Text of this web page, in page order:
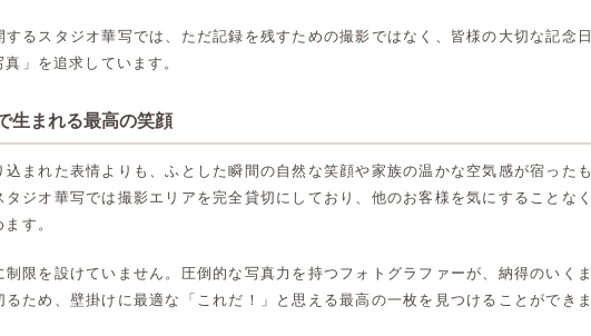
るスタジオ華写では、ただ記録を残すための撮影ではなく、皆様の大切な記念日
」を追求しています。
生まれる最高の笑顔
まれた表情よりも、ふとした瞬間の自然な笑顔や家族の温かな空気感が宿ったも
ジオ華写では撮影エリアを完全貸切にしており、他のお客様を気にすることなく
す。
制限を設けていません。圧倒的な写真力を持つフォトグラファーが、納得のいくま
ため、壁掛けに最適な「これだ！」と思える最高の一枚を見つけることができま